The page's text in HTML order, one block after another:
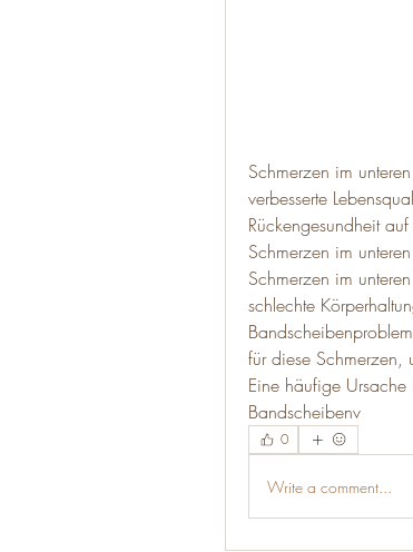
Schmerzen im
verbesserte
Rückengesundheit
Schmerzen im
Schmerzen im
schlechte
für diese Schmerzen,
Eine häufige
Bandscheibenv
0
Write a comment...